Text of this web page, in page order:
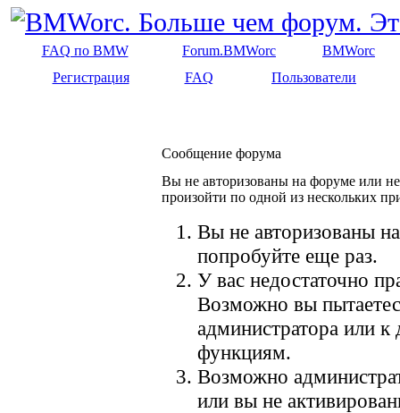
FAQ по BMW Forum.BMWorc
BMWorc
Регистрация
FAQ Пользователи
Сообщение форума
Вы не авторизованы на форуме или
произойти по одной из нескольких
Вы не авторизованы
попробуйте еще раз.
У вас недостаточно
Возможно вы
администратора или
функциям.
Возможно
или вы не